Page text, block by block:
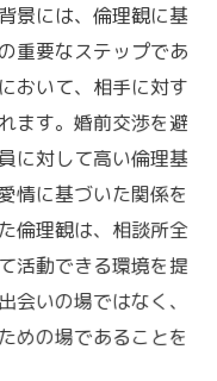
景には、倫理観に基
重要なステップであ
おいて、相手に対す
ます。婚前交渉を避
に対して高い倫理基
情に基づいた関係を
倫理観は、相談所全
活動できる環境を提
会いの場ではなく、
めの場であることを